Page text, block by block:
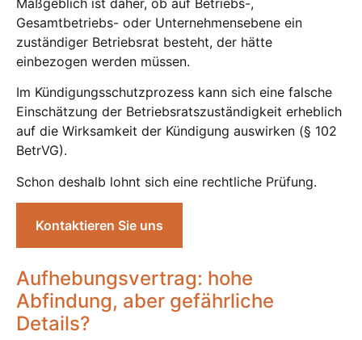
Gesamtbetriebs- oder Unternehmensebene ein
zuständiger Betriebsrat besteht, der hätte
einbezogen werden müssen.
Im Kündigungsschutzprozess kann sich eine falsche
Einschätzung der Betriebsratszuständigkeit erheblich
auf die Wirksamkeit der Kündigung auswirken (§ 102
BetrVG).
Schon deshalb lohnt sich eine rechtliche Prüfung.
Kontaktieren Sie uns
Aufhebungsvertrag: hohe
Abfindung, aber gefährliche
Details?